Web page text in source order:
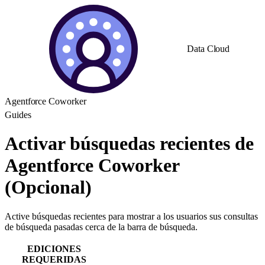
Data Cloud
Agentforce Coworker
Guides
Activar búsquedas recientes de
Agentforce Coworker
(Opcional)
Active búsquedas recientes para mostrar a los usuarios sus consultas
de búsqueda pasadas cerca de la barra de búsqueda.
EDICIONES
REQUERIDAS